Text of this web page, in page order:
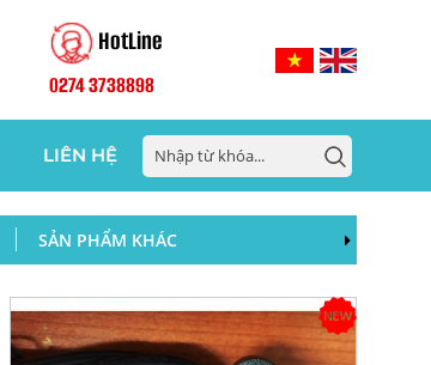
HotLine
0274 3738898
LIÊN HỆ
SẢN PHẨM KHÁC